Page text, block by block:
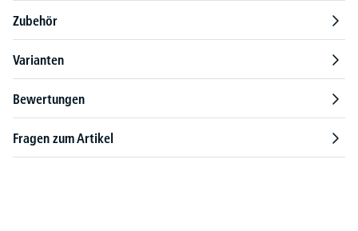
Zubehör
Varianten
Bewertungen
Fragen zum Artikel